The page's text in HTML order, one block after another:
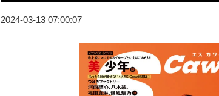
2024-03-13 07:00:07